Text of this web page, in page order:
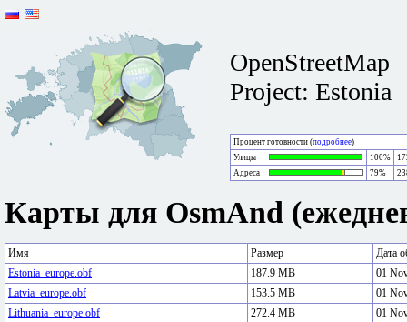
OpenStreetMap
Project: Estonia
Процент готовности (подробнее)
Улицы
100%
Адреса
79%
Карты для OsmAnd
Имя Размер
Дата
Estonia_europe.obf
187.9 MB
01
Latvia_europe.obf
153.5 MB
01
Lithuania_europe.obf
272.4 MB
01